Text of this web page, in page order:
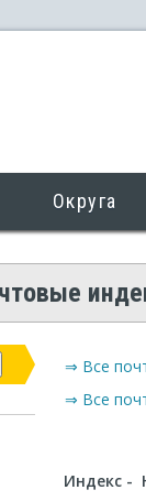
Округа
⇒ Все
⇒ Все
Индекс -